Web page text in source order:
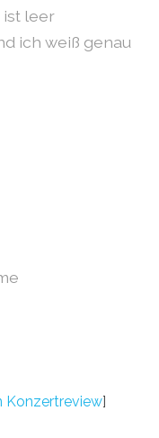
ist leer
ich weiß genau
Konzertreview]